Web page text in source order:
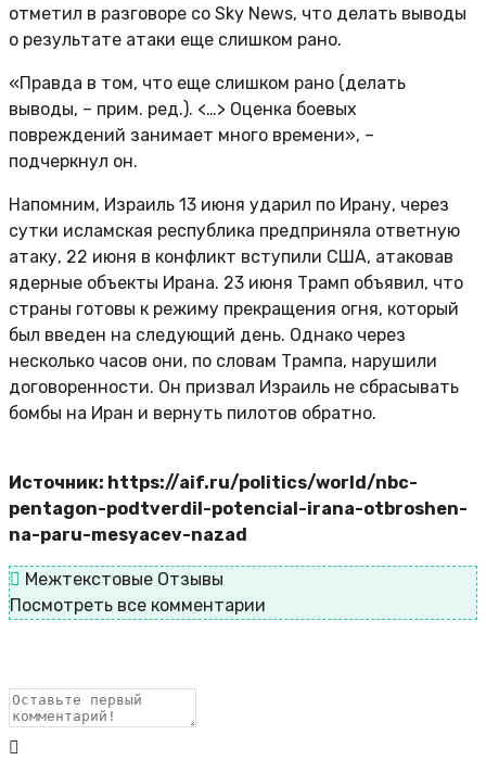
отметил в разговоре со Sky News, что делать выводы
о результате атаки еще слишком рано.
«Правда в том, что еще слишком рано (делать
выводы, – прим. ред.). <…> Оценка боевых
повреждений занимает много времени», –
подчеркнул он.
Напомним, Израиль 13 июня ударил по Ирану, через
сутки исламская республика предприняла ответную
атаку, 22 июня в конфликт вступили США, атаковав
ядерные объекты Ирана. 23 июня Трамп объявил, что
страны готовы к режиму прекращения огня, который
был введен на следующий день. Однако через
несколько часов они, по словам Трампа, нарушили
договоренности. Он призвал Израиль не сбрасывать
бомбы на Иран и вернуть пилотов обратно.
Источник: https://aif.ru/politics/world/nbc-
pentagon-podtverdil-potencial-irana-otbroshen-
na-paru-mesyacev-nazad
Межтекстовые Отзывы
Посмотреть все комментарии